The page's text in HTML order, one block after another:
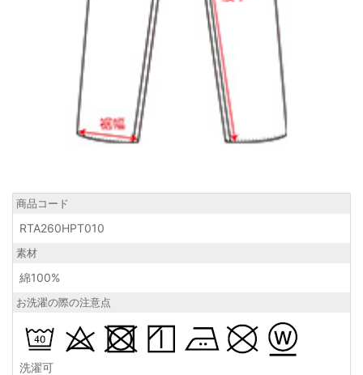
商品コード
RTA260HPT010
素材
綿100%
お洗濯の際の注意点
洗濯可